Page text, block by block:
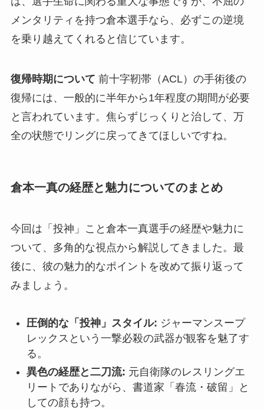
メンタリティを持つ倉本選手なら、必ずこの逆境
を乗り越えてくれると信じています。
復帰時期について 前十字靭帯（ACL）の手術後の
復帰には、一般的に半年から1年程度の期間が必要
と言われています。焦らずじっくりと治して、万
全の状態でリングに戻ってきてほしいですね。
倉本一真の経歴と魅力についてのまとめ
今回は「投神」こと倉本一真選手の経歴や魅力に
ついて、多角的な視点から解説してきました。最
後に、彼の魅力的なポイントを改めて振り返って
みましょう。
圧倒的な「投神」スタイル: ジャーマンスープ
レックスという一撃必殺の武器が観客を魅了す
る。
異色の経歴と二刀流: 元自衛隊のレスリングエ
リートでありながら、書道家「春流・破留」と
しての顔も持つ。